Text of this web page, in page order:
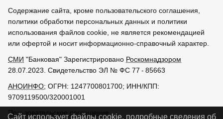
Содержание сайта, кроме пользовательского соглашения,
политики обработки персональных данных и политики
использования файлов cookie, не является рекомендацией
или офертой и носит информационно-справочный характер.
СМИ "Банковая" Зарегистрировано Роскомнадзором
28.07.2023. Свидетельство ЭЛ № ФС 77 - 85663
АНОИНФО; ОГРН: 1247700801700; ИНН/КПП:
9709119500/320001001
Пользовательское соглашение
Сайт использует файлы cookie, подробные сведения об